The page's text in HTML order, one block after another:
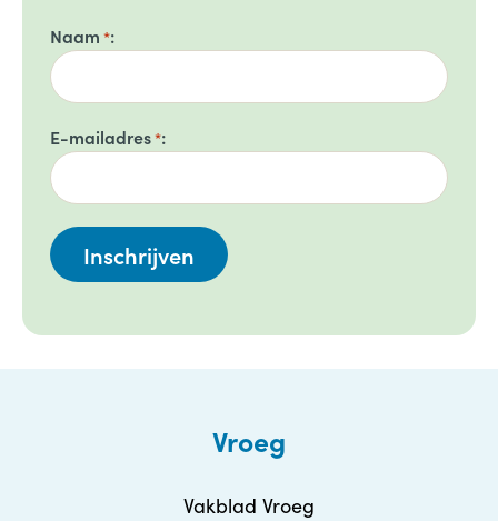
Naam *
E-mailadres*
Vroeg
Vakblad Vroeg